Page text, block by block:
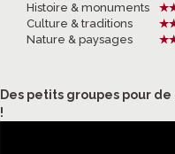
Histoire & monuments
Culture & traditions
Nature & paysages
Des petits groupes pour
!